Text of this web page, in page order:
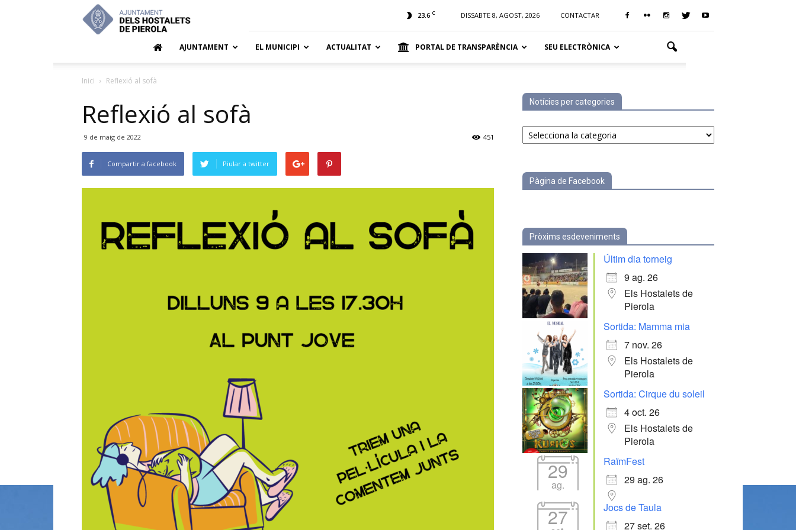
Hostalets
de
23.6 C DISSABTE 8, AGOST, 2026 CONTACTAR
AJUNTAMENT EL MUNICIPI ACTUALITAT PORTAL DE TRANSPARÈNCIA SEU ELECTRÒNICA
Inici Reflexió al sofà
Reflexió al sofà
9 de maig de 2022 451
Compartir a facebook Piular a twitter
Notícies per categories
Notícies
per
Pàgina de Facebook
Pròxims esdeveniments
Últim dia torneig
9 ag. 26
Els Hostalets de
Pierola
Sortida: Mamma mia
7 nov. 26
Els Hostalets de
Pierola
Sortida: Cirque du soleil
4 oct. 26
Els Hostalets de
Pierola
29
ag.
RaïmFest
29 ag. 26
27
Jocs de Taula
27 set. 26